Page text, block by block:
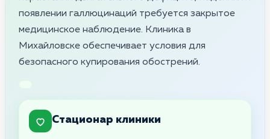
появлении галлюцинаций требуется закрытое
медицинское наблюдение. Клиника в
Михайловске обеспечивает условия для
безопасного купирования обострений.
Стационар клиники